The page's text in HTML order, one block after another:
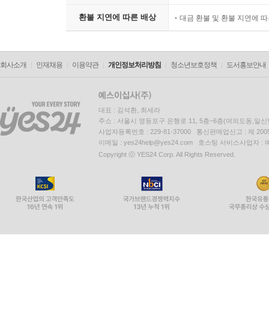
환불 지연에 따른 배상 대금 환불 및 환불 지연에
회사소개 인재채용 이용약관 개인정보처리방침 청소년보호정책 도서홍보안내
대표 : 김석환, 최세라
주소 : 서울시 영등포구 은행로 11, 5층~6층(여의도동,일신
사업자등록번호 : 229-81-37000 통신판매업신고 : 제
이메일 : yes24help@yes24.com 호스팅 서비스사업자 :
Copyright ⓒ YES24 Corp. All Rights Reserved.